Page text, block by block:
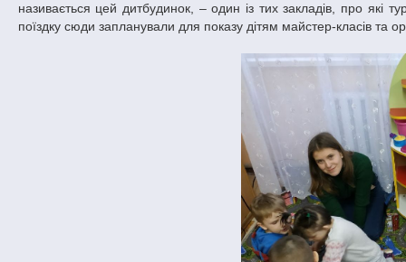
називається цей дитбудинок, – один із тих закладів, про які
поїздку сюди запланували для показу дітям майстер-класів та